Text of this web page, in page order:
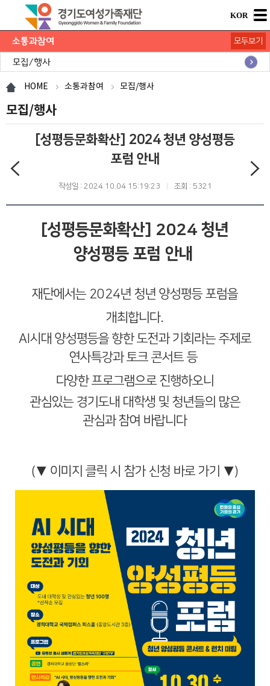
KOR
소통과참여
공지사항
채용공고
모집/행사
카드뉴스
언론보도
도민의 의견
재단 간행물
모두보기
HOME 소통과참여 모집/행사
모집/행사
[성평등문화확산] 2024 청년 양성평등
포럼 안내
작성일 : 2024.10.04 15:19:23 조회 : 5321
[성평등문화확산] 2024 청년
양성평등 포럼 안내
재단에서는 2024년 청년 양성평등 포럼을
개최합니다.
AI시대 양성평등을 향한 도전과 기회라는 주제로
연사특강과 토크 콘서트 등
다양한 프로그램으로 진행하오니
관심있는 경기도내 대학생 및 청년들의 많은
관심과 참여 바랍니다
(▼ 이미지 클릭 시 참가 신청 바로 가기 ▼)